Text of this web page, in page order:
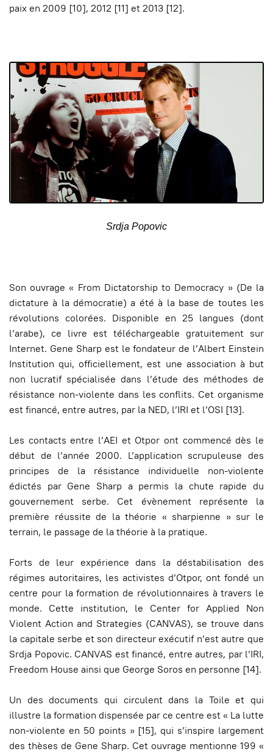
paix en 2009 [10], 2012 [11] et 2013 [12].
Srdja Popovic
Son ouvrage « From Dictatorship to Democracy » (De la
dictature à la démocratie) a été à la base de toutes les
révolutions colorées. Disponible en 25 langues (dont
l’arabe), ce livre est téléchargeable gratuitement sur
Internet. Gene Sharp est le fondateur de l’Albert Einstein
Institution qui, officiellement, est une association à but
non lucratif spécialisée dans l’étude des méthodes de
résistance non-violente dans les conflits. Cet organisme
est financé, entre autres, par la NED, l’IRI et l’OSI [13].
Les contacts entre l’AEI et Otpor ont commencé dès le
début de l’année 2000. L’application scrupuleuse des
principes de la résistance individuelle non-violente
édictés par Gene Sharp a permis la chute rapide du
gouvernement serbe. Cet évènement représente la
première réussite de la théorie « sharpienne » sur le
terrain, le passage de la théorie à la pratique.
Forts de leur expérience dans la déstabilisation des
régimes autoritaires, les activistes d’Otpor, ont fondé un
centre pour la formation de révolutionnaires à travers le
monde. Cette institution, le Center for Applied Non
Violent Action and Strategies (CANVAS), se trouve dans
la capitale serbe et son directeur exécutif n’est autre que
Srdja Popovic. CANVAS est financé, entre autres, par l’IRI,
Freedom House ainsi que George Soros en personne [14].
Un des documents qui circulent dans la Toile et qui
illustre la formation dispensée par ce centre est « La lutte
non-violente en 50 points » [15], qui s’inspire largement
des thèses de Gene Sharp. Cet ouvrage mentionne 199 «